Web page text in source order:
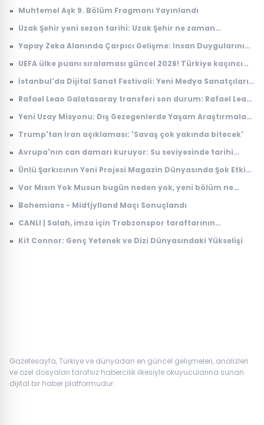
» Muhtemel Aşk 9. Bölüm Fragmanı Yayınlandı
» Uzak Şehir yeni sezon tarihi: Uzak Şehir ne zaman
» Yapay Zeka Alanında Çarpıcı Gelişme: İnsan Duygularını
» UEFA ülke puanı sıralaması güncel 2026! Türkiye kaçıncı
» İstanbul'da Dijital Sanat Festivali: Yeni Medya Sanatçıları
» Rafael Leao Galatasaray transferi son durum: Rafael Leao
» Yeni Uzay Misyonu: Dış Gezegenlerde Yaşam Araştırmaları
» Trump'tan İran açıklaması: 'Savaş çok yakında bitecek'
» Avrupa'nın can damarı kuruyor: Su seviyesinde tarihi
» Ünlü Şarkıcının Yeni Projesi Magazin Dünyasında Şok Etkisi
» Var Mısın Yok Musun bugün neden yok, yeni bölüm ne
» Bohemians - Midtjylland Maçı Sonuçlandı
» CANLI | Salah, imza için Trabzonspor taraftarının
» Kit Connor: Genç Yetenek ve Dizi Dünyasındaki Yükselişi
Gazetesayfa, Türkiye ve dünyadan en güncel gelişmeleri, analizleri
ve özel dosyaları tarafsız habercilik ilkesiyle okuyucularına sunan
dijital bir haber platformudur.